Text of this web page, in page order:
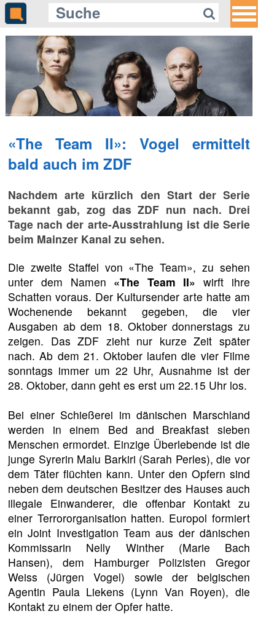
«The Team II»: Vogel ermittelt
bald auch im ZDF
Nachdem arte kürzlich den Start der Serie
bekannt gab, zog das ZDF nun nach. Drei
Tage nach der arte-Ausstrahlung ist die Serie
beim Mainzer Kanal zu sehen.
Die zweite Staffel von «The Team», zu sehen
unter dem Namen «The Team II» wirft ihre
Schatten voraus. Der Kultursender arte hatte am
Wochenende bekannt gegeben, die vier
Ausgaben ab dem 18. Oktober donnerstags zu
zeigen. Das ZDF zieht nur kurze Zeit später
nach. Ab dem 21. Oktober laufen die vier Filme
sonntags immer um 22 Uhr, Ausnahme ist der
28. Oktober, dann geht es erst um 22.15 Uhr los.
Bei einer Schießerei im dänischen Marschland
werden in einem Bed and Breakfast sieben
Menschen ermordet. Einzige Überlebende ist die
junge Syrerin Malu Barkiri (Sarah Perles), die vor
dem Täter flüchten kann. Unter den Opfern sind
neben dem deutschen Besitzer des Hauses auch
illegale Einwanderer, die offenbar Kontakt zu
einer Terrororganisation hatten. Europol formiert
ein Joint Investigation Team aus der dänischen
Kommissarin Nelly Winther (Marie Bach
Hansen), dem Hamburger Polizisten Gregor
Weiss (Jürgen Vogel) sowie der belgischen
Agentin Paula Liekens (Lynn Van Royen), die
Kontakt zu einem der Opfer hatte.